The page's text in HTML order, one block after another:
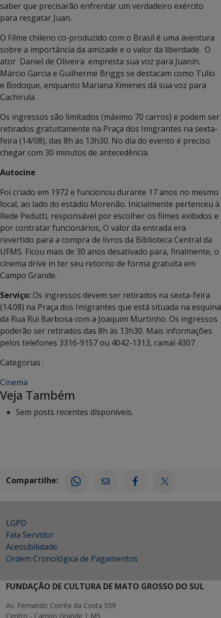
saber que precisarão enfrentar um verdadeiro exército
para resgatar Juan.
O Filme chileno co-produzido com o Brasil é uma aventura
sobre a importância da amizade e o valor da liberdade. O
ator Daniel de Oliveira empresta sua voz para Juanín.
Márcio Garcia e Guilherme Briggs se destacam como Tulio
e Bodoque, enquanto Mariana Ximenes dá sua voz para
Cachirula.
Os ingressos são limitados (máximo 70 carros) e podem ser
retirados gratuitamente na Praça dos Imigrantes na sexta-
feira (14/08), das 8h às 13h30. No dia do evento é preciso
chegar com 30 minutos de antecedência.
Autocine
Foi criado em 1972 e funcionou durante 17 anos no mesmo
local, ao lado do estádio Morenão. Inicialmente pertenceu à
Rede Pedutti, responsável por escolher os filmes exibidos e
por contratar funcionários, O valor da entrada era
revertido para a compra de livros da Biblioteca Central da
UFMS. Ficou mais de 30 anos desativado para, finalmente, o
cinema drive in ter seu retorno de forma gratuita em
Campo Grande.
Serviço:Os ingressos devem ser retirados na sexta-feira
(14.08) na Praça dos Imigrantes que está situada na esquina
da Rua Rui Barbosa com a Joaquim Murtinho. Os ingressos
poderão ser retirados das 8h às 13h30. Mais informações
pelos telefones 3316-9157 ou 4042-1313, ramal 4307
Categorias :
Cinema
Veja Também
Sem posts recentes disponíveis.
Compartilhe:
LGPD
Fala Servidor
Acessibilidade
Ordem Cronológica de Pagamentos
FUNDAÇÃO DE CULTURA DE MATO GROSSO DO SUL
Av. Fernando Corrêa da Costa 559
Centro - Campo Grande | MS